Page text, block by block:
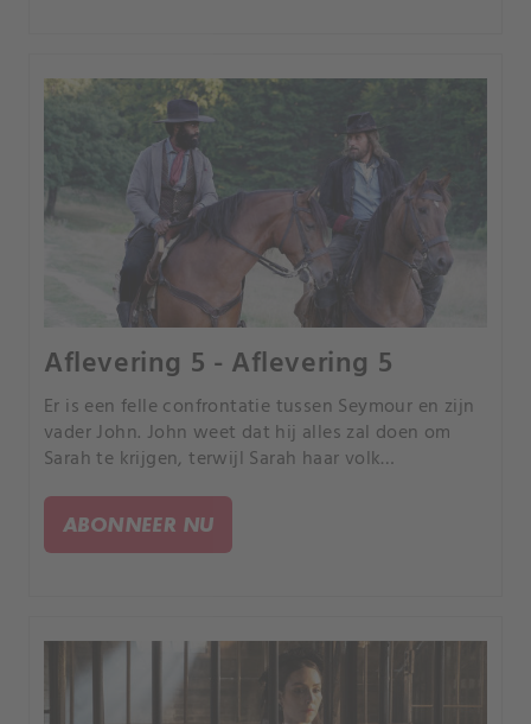
Aflevering 5 - Aflevering 5
Er is een felle confrontatie tussen Seymour en zijn
vader John. John weet dat hij alles zal doen om
Sarah te krijgen, terwijl Sarah haar volk
ABONNEER NU